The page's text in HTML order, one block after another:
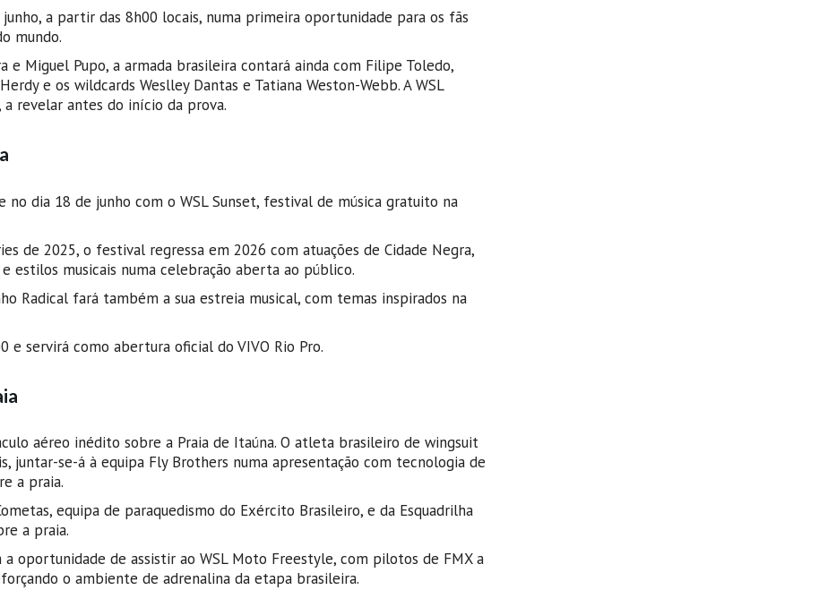
a partir das 8h00 locais, numa primeira oportunidade para os fãs
mundo.
e Miguel Pupo, a armada brasileira contará ainda com Filipe Toledo,
e os wildcards Weslley Dantas e Tatiana Weston-Webb. A WSL
a revelar antes do início da prova.
dia 18 de junho com o WSL Sunset, festival de música gratuito na
de 2025, o festival regressa em 2026 com atuações de Cidade Negra,
estilos musicais numa celebração aberta ao público.
Radical fará também a sua estreia musical, com temas inspirados na
e servirá como abertura oficial do VIVO Rio Pro.
aéreo inédito sobre a Praia de Itaúna. O atleta brasileiro de wingsuit
juntar-se-á à equipa Fly Brothers numa apresentação com tecnologia de
a praia.
equipa de paraquedismo do Exército Brasileiro, e da Esquadrilha
a praia.
oportunidade de assistir ao WSL Moto Freestyle, com pilotos de FMX a
o ambiente de adrenalina da etapa brasileira.